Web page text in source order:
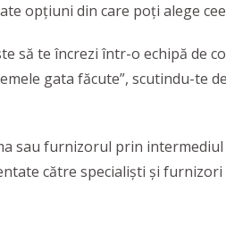
opțiuni din care poți alege
să te încrezi într-o echipă de
gata făcute”, scutindu-te
sau furnizorul prin intermediul
către specialişti şi furnizori